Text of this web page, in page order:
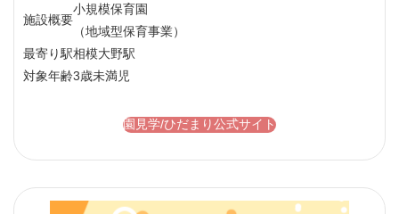
施設概要
小規模保育園
（地域型保育事業）
最寄り駅相模大野駅
対象年齢3歳未満児
園見学/ひだまり公式サイト